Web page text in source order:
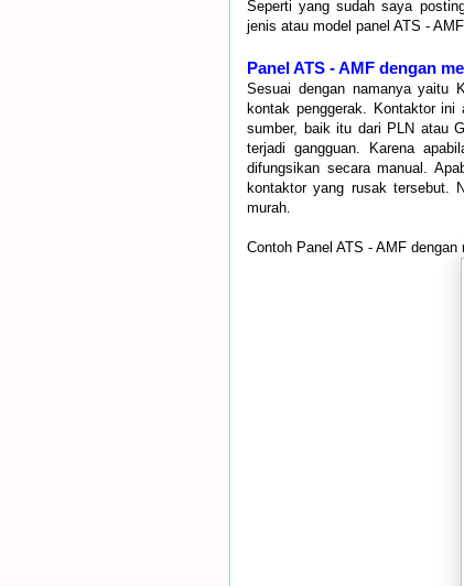
Seperti yang sudah saya
jenis atau model panel ATS -
Panel ATS - AMF dengan
Sesuai dengan namanya yaitu
kontak penggerak. Kontaktor
sumber, baik itu dari PLN atau
terjadi gangguan. Karena
difungsikan secara manual.
kontaktor yang rusak tersebut.
murah.
Contoh Panel ATS - AMF